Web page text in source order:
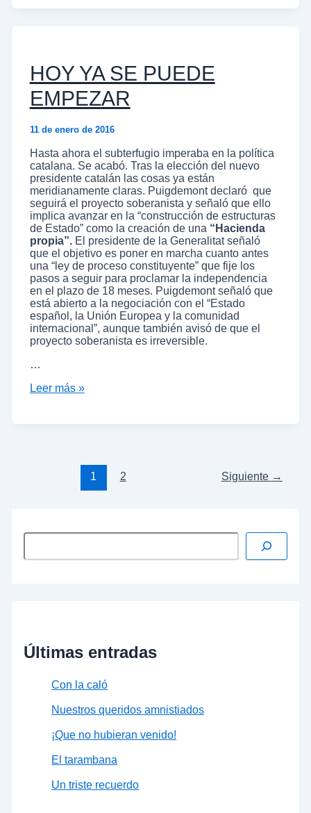
HOY YA SE PUEDE
EMPEZAR
11 de enero de 2016
Hasta ahora el subterfugio imperaba en la política
catalana. Se acabó. Tras la elección del nuevo
presidente catalán las cosas ya están
meridianamente claras. Puigdemont declaró que
seguirá el proyecto soberanista y señaló que ello
implica avanzar en la “construcción de estructuras
de Estado” como la creación de una “Hacienda
propia”.El presidente de la Generalitat señaló
que el objetivo es poner en marcha cuanto antes
una “ley de proceso constituyente” que fije los
pasos a seguir para proclamar la independencia
en el plazo de 18 meses. Puigdemont señaló que
está abierto a la negociación con el “Estado
español, la Unión Europea y la comunidad
internacional”, aunque también avisó de que el
proyecto soberanista es irreversible.
…
Leer más »
1 2 Siguiente →
Últimas entradas
Con la caló
Nuestros queridos amnistiados
¡Que no hubieran venido!
El tarambana
Un triste recuerdo